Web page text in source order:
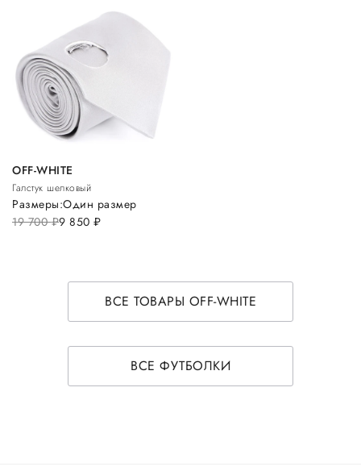
OFF-WHITE
Галстук шелковый
19 700руб.9 850 руб.
Размеры:Один размер
ВСЕ ТОВАРЫ OFF-WHITE
ВСЕ ФУТБОЛКИ